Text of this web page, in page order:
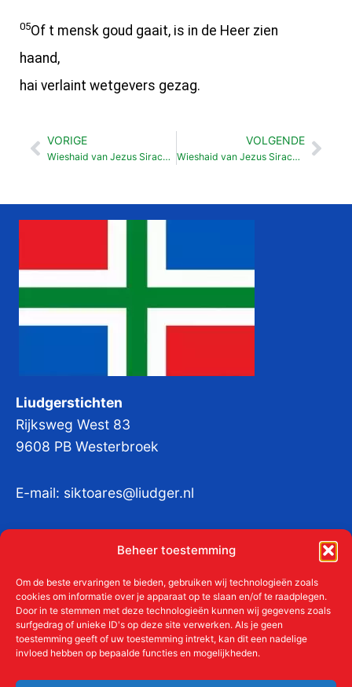
Beheer toestemming
Om de beste ervaringen te bieden, gebruiken wij technologieën zoals
cookies om informatie over je apparaat op te slaan en/of te raadplegen.
Door in te stemmen met deze technologieën kunnen wij gegevens zoals
surfgedrag of unieke ID's op deze site verwerken. Als je geen
toestemming geeft of uw toestemming intrekt, kan dit een nadelige
invloed hebben op bepaalde functies en mogelijkheden.
05Of t mensk goud gaait, is in de Heer zien
haand,
hai verlaint wetgevers gezag.
Vorige
VORIGE
Wieshaid van Jezus Sirach Omgang mit aander lu (9:10-18)
VOLGENDE
Wieshaid van Jezus Sirach Grootseghaid (10:6-18)
Liudgerstichten
Rijksweg West 83
9608 PB Westerbroek
E-mail: siktoares@liudger.nl
KvKnr:41011712
Meer over de Liudgerstichten